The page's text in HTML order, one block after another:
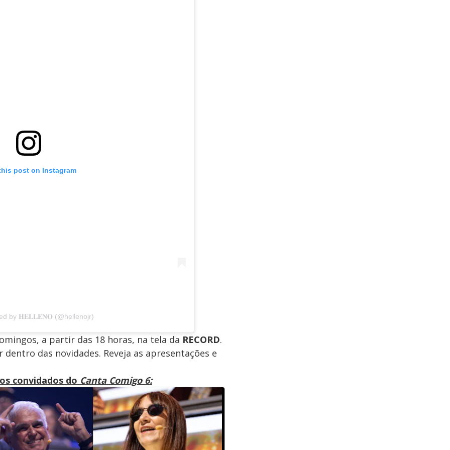
post on Instagram
by 𝐇𝐄𝐋𝐋𝐄𝐍𝐎 (@hellenojr)
a partir das 18 horas, na tela da RECORD.
das novidades. Reveja as apresentações e
convidados do Canta Comigo 6: